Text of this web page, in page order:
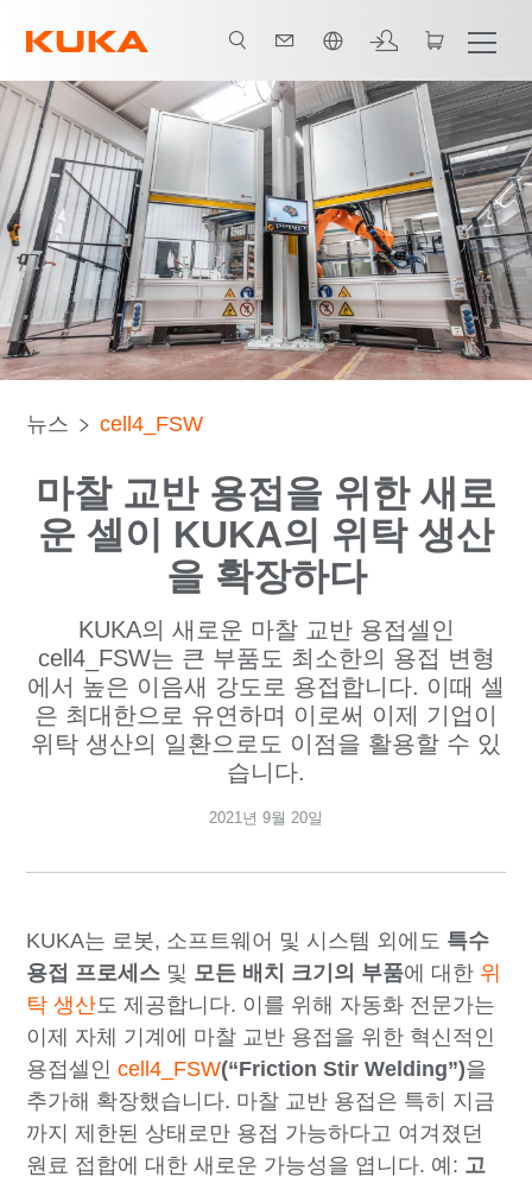
연락처
뉴스 cell4_FSW
마찰 교반 용접을 위한 새로
운 셀이 KUKA의 위탁 생산
을 확장하다
KUKA의 새로운 마찰 교반 용접셀인
cell4_FSW는 큰 부품도 최소한의 용접 변형
에서 높은 이음새 강도로 용접합니다. 이때 셀
은 최대한으로 유연하며 이로써 이제 기업이
위탁 생산의 일환으로도 이점을 활용할 수 있
습니다.
2021년 9월 20일
KUKA는 로봇, 소프트웨어 및 시스템 외에도 특수
용접 프로세스 및 모든 배치 크기의 부품에 대한 위
탁 생산도 제공합니다. 이를 위해 자동화 전문가는
이제 자체 기계에 마찰 교반 용접을 위한 혁신적인
용접셀인cell4_FSW(“Friction Stir Welding”)을
추가해 확장했습니다. 마찰 교반 용접은 특히 지금
까지 제한된 상태로만 용접 가능하다고 여겨졌던
원료 접합에 대한 새로운 가능성을 엽니다. 예: 고